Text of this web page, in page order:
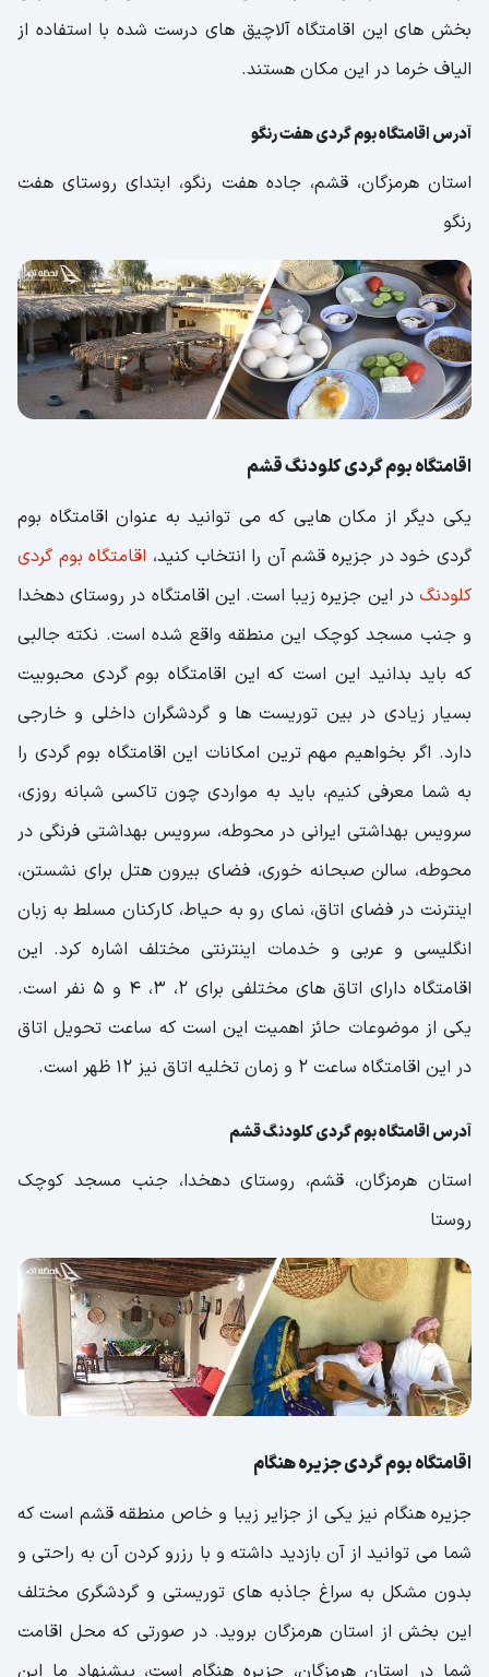
بخش های این اقامتگاه آلاچیق های درست شده با استفاده از
الیاف خرما در این مکان هستند.
آدرس اقامتگاه بوم گردی هفت رنگو
استان هرمزگان، قشم، جاده هفت رنگو، ابتدای روستای هفت
رنگو
اقامتگاه بوم گردی کلودنگ قشم
یکی دیگر از مکان هایی که می توانید به عنوان اقامتگاه بوم
گردی خود در جزیره قشم آن را انتخاب کنید، اقامتگاه بوم گردی
کلودنگ در این جزیره زیبا است. این اقامتگاه در روستای دهخدا
و جنب مسجد کوچک این منطقه واقع شده است. نکته جالبی
که باید بدانید این است که این اقامتگاه بوم گردی محبوبیت
بسیار زیادی در بین توریست ها و گردشگران داخلی و خارجی
دارد. اگر بخواهیم مهم ترین امکانات این اقامتگاه بوم گردی را
به شما معرفی کنیم، باید به مواردی چون تاکسی شبانه روزی،
سرویس بهداشتی ایرانی در محوطه، سرویس بهداشتی فرنگی در
محوطه، سالن صبحانه خوری، فضای بیرون هتل برای نشستن،
اینترنت در فضای اتاق، نمای رو به حیاط، کارکنان مسلط به زبان
انگلیسی و عربی و خدمات اینترنتی مختلف اشاره کرد. این
اقامتگاه دارای اتاق های مختلفی برای ۲، ۳، ۴ و ۵ نفر است.
یکی از موضوعات حائز اهمیت این است که ساعت تحویل اتاق
در این اقامتگاه ساعت ۲ و زمان تخلیه اتاق نیز ۱۲ ظهر است.
آدرس اقامتگاه بوم گردی کلودنگ قشم
استان هرمزگان، قشم، روستای دهخدا، جنب مسجد کوچک
روستا
اقامتگاه بوم گردی جزیره هنگام
جزیره هنگام نیز یکی از جزایر زیبا و خاص منطقه قشم است که
شما می توانید از آن بازدید داشته و با رزرو کردن آن به راحتی و
بدون مشکل به سراغ جاذبه های توریستی و گردشگری مختلف
این بخش از استان هرمزگان بروید. در صورتی که محل اقامت